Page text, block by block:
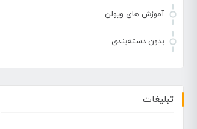
آموزش های ویولن
بدون دسته‌بندی
تبلیغات